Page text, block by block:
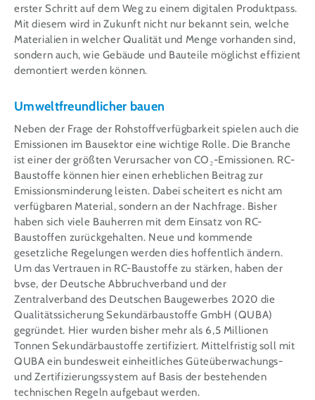
erster Schritt auf dem Weg zu einem digitalen Produktpass.
Mit diesem wird in Zukunft nicht nur bekannt sein, welche
Materialien in welcher Qualität und Menge vorhanden sind,
sondern auch, wie Gebäude und Bauteile möglichst effizient
demontiert werden können.
Umweltfreundlicher bauen
Neben der Frage der Rohstoffverfügbarkeit spielen auch die
Emissionen im Bausektor eine wichtige Rolle. Die Branche
ist einer der größten Verursacher von CO₂-Emissionen. RC-
Baustoffe können hier einen erheblichen Beitrag zur
Emissionsminderung leisten. Dabei scheitert es nicht am
verfügbaren Material, sondern an der Nachfrage. Bisher
haben sich viele Bauherren mit dem Einsatz von RC-
Baustoffen zurückgehalten. Neue und kommende
gesetzliche Regelungen werden dies hoffentlich ändern.
Um das Vertrauen in RC-Baustoffe zu stärken, haben der
bvse, der Deutsche Abbruchverband und der
Zentralverband des Deutschen Baugewerbes 2020 die
Qualitätssicherung Sekundärbaustoffe GmbH (QUBA)
gegründet. Hier wurden bisher mehr als 6,5 Millionen
Tonnen Sekundärbaustoffe zertifiziert. Mittelfristig soll mit
QUBA ein bundesweit einheitliches Güteüberwachungs-
und Zertifizierungssystem auf Basis der bestehenden
technischen Regeln aufgebaut werden.